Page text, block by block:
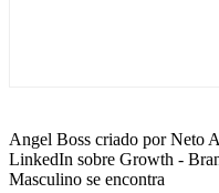
Angel Boss criado por Neto
LinkedIn sobre Growth -
Masculino se encontra